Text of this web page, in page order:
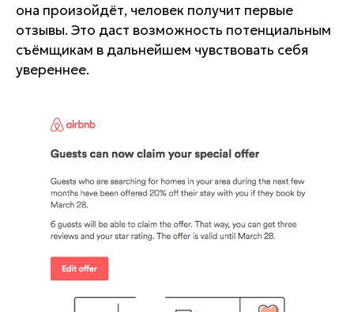
она произойдёт, человек получит первые
отзывы. Это даст возможность потенциальным
съёмщикам в дальнейшем чувствовать себя
увереннее.